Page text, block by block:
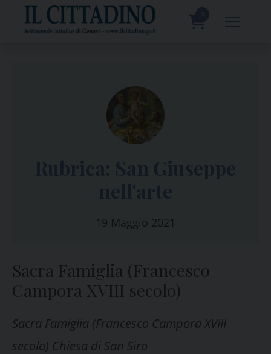
content
19 Maggio 2021
Sacra Famiglia (Francesco
Campora XVIII secolo)
Sacra Famiglia (Francesco Campora XVIII
secolo) Chiesa di San Siro